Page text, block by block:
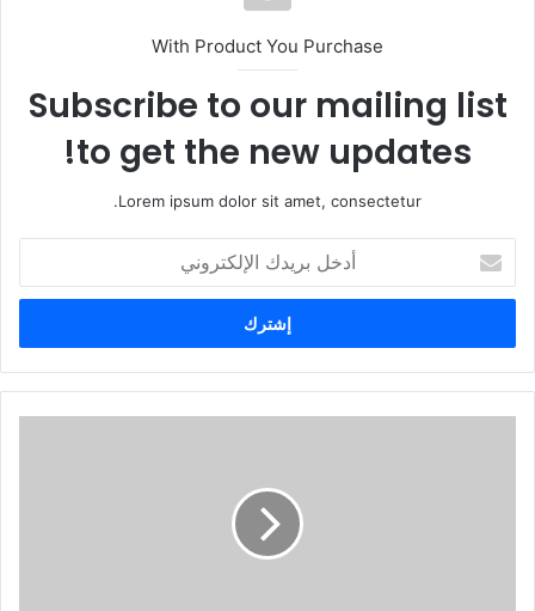
With Product You Purchase
Subscribe to our mailing list
to get the new updates!
Lorem ipsum dolor sit amet, consectetur.
خ
ب
ر